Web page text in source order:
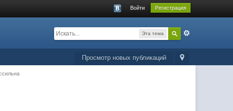
Войти Регистрация
Эта тема
Просмотр новых публикаций